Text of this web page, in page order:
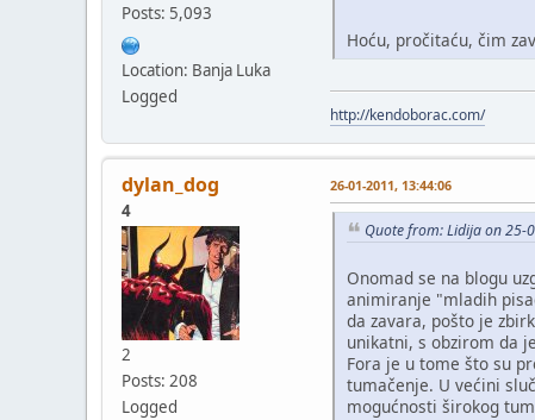
Posts: 5,093
Location: Banja Luka
Logged
Hoću, pročitaću, čim
http://kendoborac.com/
dylan_dog
4
2
Posts: 208
Logged
26-01-2011, 13:44:06
Quote from: Lidija on 25-
Onomad se na blogu
animiranje "mladih
da zavara, pošto je
unikatni, s obzirom da
Fora je u tome što su
tumačenje. U većini
mogućnosti širokog